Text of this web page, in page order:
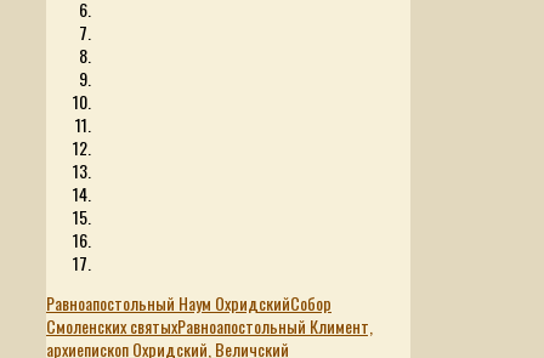
Равноапостольный Наум ОхридскийСобор
Смоленских святыхРавноапостольный Климент,
архиепископ Охридский, Величский